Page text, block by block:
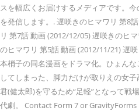
スを幅広くお届けするメディアです。
を発信します。. 遅咲きのヒマワリ 第8
リ 第7話 動画 (2012/12/05) 遅咲きのヒ
のヒマワリ 第5話 動画 (2012/11/21) 遅
本梢子の同名漫画をドラマ化。ひょん
してしまった、脚力だけが取りえの女
君(健太郎)を守るため“足軽”となって戦
代劇。 Contact Form 7 or